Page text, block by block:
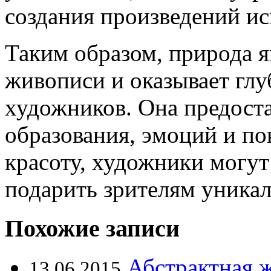
создания произведений
Таким образом, природа
живописи и оказывает
художников. Она
образования, эмоций и
красоту, художники
подарить зрителям
Похожие записи